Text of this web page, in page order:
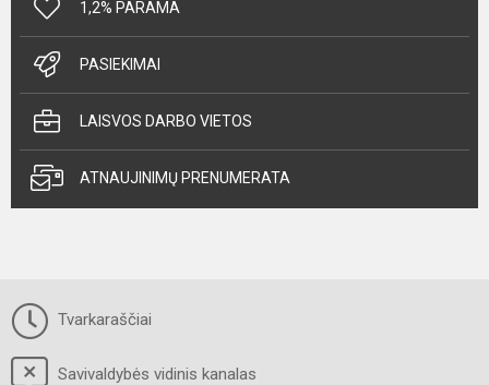
1,2% PARAMA
PASIEKIMAI
LAISVOS DARBO VIETOS
ATNAUJINIMŲ PRENUMERATA
Tvarkaraščiai
Savivaldybės vidinis kanalas